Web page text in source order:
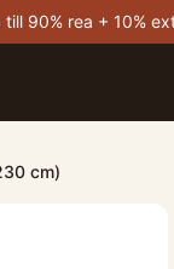
till 90% rea + 10%
cm)